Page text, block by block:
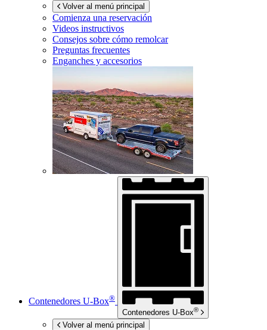
Volver al menú principal
Comienza una reservación
Videos instructivos
Consejos sobre cómo remolcar
Preguntas frecuentes
Enganches y accesorios
Contenedores U-Box®
Contenedores U-Box®
Volver al menú principal